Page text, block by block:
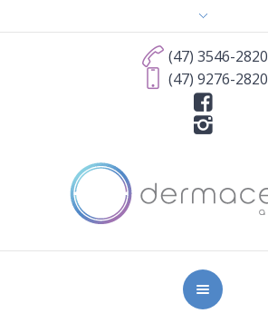
(47) 3546-2820
(47) 9276-2820